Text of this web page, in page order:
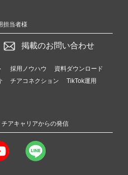
担当者様
掲載のお問い合わせ
採用ノウハウ
資料ダウンロード
チアコネクション
TikTok運用
チアキャリアからの発信